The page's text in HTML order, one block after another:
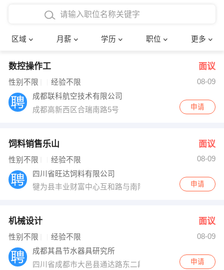
区域 月薪 学历 职位 更多
4000-5000元
8000-12000元
12000-20000元
博士
文员
财务会计
网络IT
快递员
收银员 技术员/工程师
出纳
编辑
确定
数控操作工 面议
性别不限 经验不限
08-09
成都联科航空技术有限公司
成都高新西区合瑞南路5号
申请
饲料销售乐山 面议
性别不限 经验不限
08-09
四川省旺达饲料有限公司
犍为县丰业财富中心互和路与南阳路交叉口东南50米
申请
机械设计 面议
性别不限 经验不限
08-09
成都其昌节水器具研究所
四川省成都市大邑县通达路东二段
申请